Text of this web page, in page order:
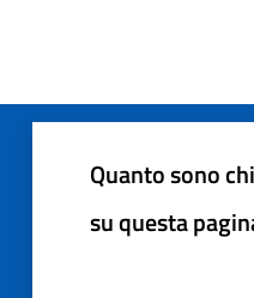
Quanto sono
su questa